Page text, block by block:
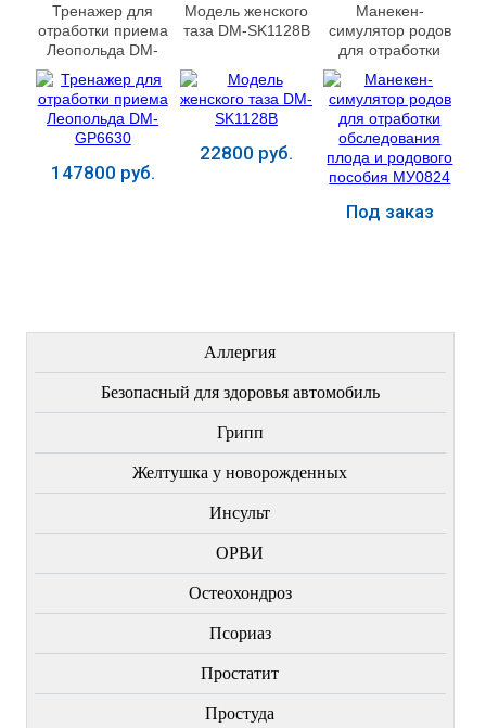
Тренажер для
отработки приема
Леопольда DM-
147800 руб.
Модель женского
таза DM-SK1128B
22800 руб.
Манекен-
симулятор родов
для отработки
обследования
плода и родового
пособия МУ0824
Под заказ
Аллергия
Безопасный для здоровья автомобиль
Грипп
Желтушка у новорожденных
Инсульт
ОРВИ
Остеохондроз
Пcориаз
Простатит
Простуда